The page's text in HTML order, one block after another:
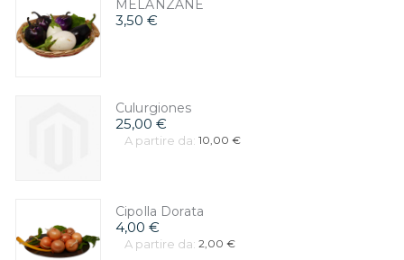
MELANZANE
3,50 €
Culurgiones
25,00 €
A partire da: 10,00 €
Cipolla Dorata
4,00 €
A partire da: 2,00 €